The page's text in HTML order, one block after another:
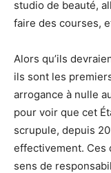
studio de beauté,
faire des courses,
Alors qu’ils
ils sont les
arrogance à nulle
pour voir que cet
scrupule, depuis
effectivement. Ces
sens de